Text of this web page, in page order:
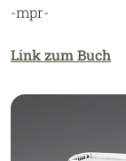
-mpr-
Link zum Buch